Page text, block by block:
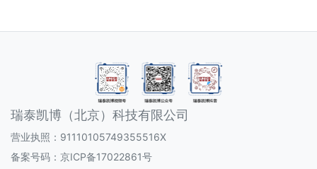
瑞泰凯博（北京）科技有限公司
营业执照：91110105749355516X
备案号码： 京ICP备17022861号